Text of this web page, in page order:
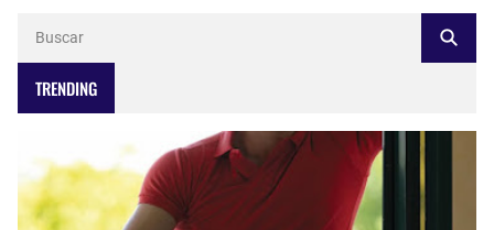
TRENDING